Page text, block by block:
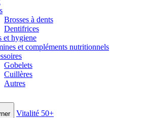
Brosses à dents
Dentifrices
et hygiene
et compléments nutritionnels
Gobelets
Cuillères
Autres
Vitalité 50+